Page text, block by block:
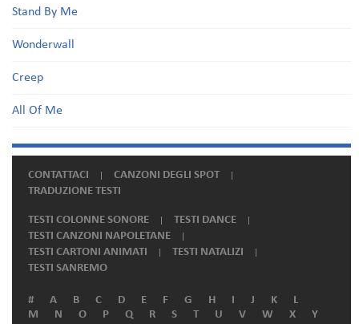
Stand By Me
Wonderwall
Creep
All Of Me
CONTATTACI
CANZONI DEGLI SPOT
TRADUZIONE TESTI
TESTI COLONNE SONORE
TESTI DANCE
TESTI CANZONI NAPOLETANE
TESTI CARTONI ANIMATI
TESTI NATALIZI
TESTI SANREMO
# A B C D E F G H I J K
L
M
N O P Q R S T U V W X
Y